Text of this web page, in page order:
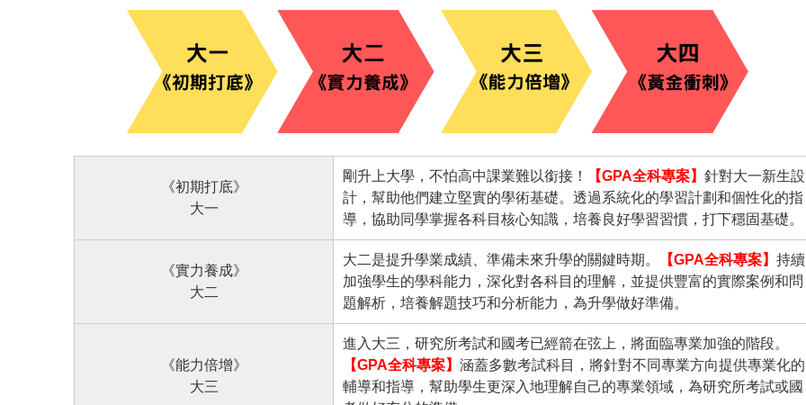
《初期打底》
大一
剛升上大學，不怕高中課業難以銜接！ 【GPA全科專案】 針對大一新生設
計，幫助他們建立堅實的學術基礎。透過系統化的學習計劃和個性化的指
導，協助同學掌握各科目核心知識，培養良好學習習慣，打下穩固基礎。
《實力養成》
大二
大二是提升學業成績、準備未來升學的關鍵時期。 【GPA全科專案】 持續
加強學生的學科能力，深化對各科目的理解，並提供豐富的實際案例和問
題解析，培養解題技巧和分析能力，為升學做好準備。
《能力倍增》
大三
進入大三，研究所考試和國考已經箭在弦上，將面臨專業加強的階段。
【GPA全科專案】 涵蓋多數考試科目，將針對不同專業方向提供專業化的
輔導和指導，幫助學生更深入地理解自己的專業領域，為研究所考試或國